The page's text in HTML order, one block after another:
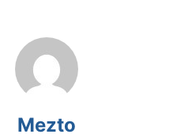
Mezto